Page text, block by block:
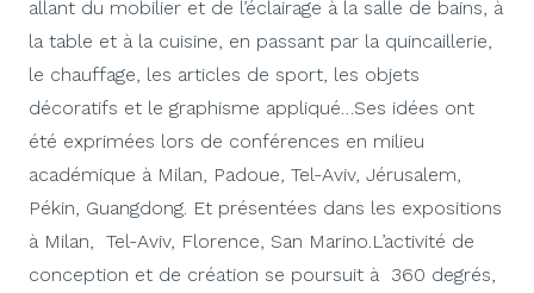
allant du mobilier et de l’éclairage à la salle de bains, à
la table et à la cuisine, en passant par la quincaillerie,
le chauffage, les articles de sport, les objets
décoratifs et le graphisme appliqué…Ses idées ont
été exprimées lors de conférences en milieu
académique à Milan, Padoue, Tel-Aviv, Jérusalem,
Pékin, Guangdong. Et présentées dans les expositions
à Milan, Tel-Aviv, Florence, San Marino.L’activité de
conception et de création se poursuit à 360 degrés,